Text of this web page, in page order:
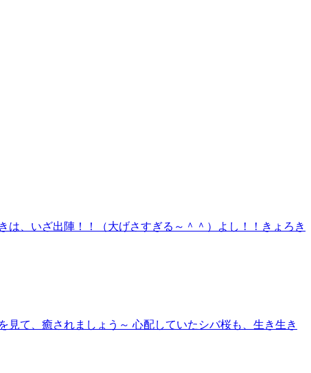
、いざ出陣！！（大げさすぎる～＾＾）よし！！きょろき
て、癒されましょう～ 心配していたシバ桜も、生き生き